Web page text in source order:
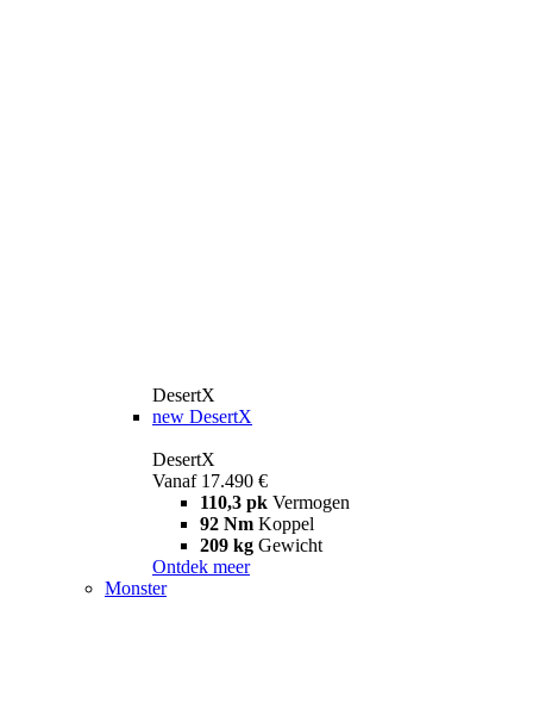
DesertX
new DesertX
DesertX
Vanaf 17.490 €
110,3 pk Vermogen
92 Nm Koppel
209 kg Gewicht
Ontdek meer
Monster